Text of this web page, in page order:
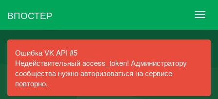
ВПОСТЕР
Ошибка VK API #5
Недействительный access_token! Администратору
сообщества нужно авторизоваться на сервисе
повторно.